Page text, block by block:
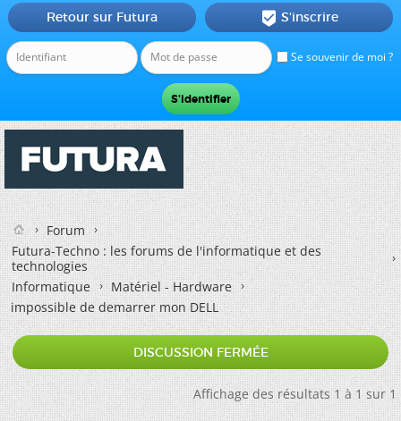
Se souvenir de moi ?
Retour sur Futura  S'inscrire
Forum
Futura-Techno : les forums de l'informatique et des
technologies
Informatique
Matériel - Hardware
impossible de demarrer mon DELL
DISCUSSION FERMÉE
Affichage des résultats 1 à 1 sur 1